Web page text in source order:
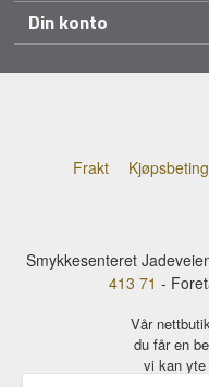
Din konto
Frakt
Smykkesenteret
413 71 -
Vår
du får en
vi kan yte